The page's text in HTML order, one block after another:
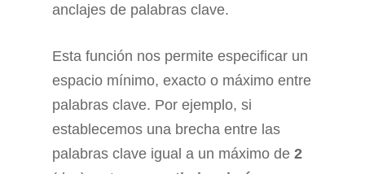
anclajes de palabras clave.
Esta función nos permite especificar un
espacio mínimo, exacto o máximo entre
palabras clave. Por ejemplo, si
establecemos una brecha entre las
palabras clave igual a un máximo de 2